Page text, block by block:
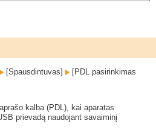
[Spausdintuvas]
[PDL pasirinkimas
kalba (PDL), kai aparatas
prievadą naudojant savaiminį